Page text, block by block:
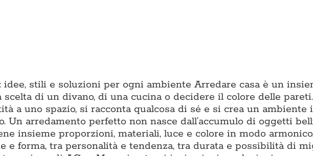
idee, stili e soluzioni per ogni ambiente Arredare casa è un
di un divano, di una cucina o decidere il colore delle
a uno spazio, si racconta qualcosa di sé e si crea un ambiente
Un arredamento perfetto non nasce dall’accumulo di oggetti
insieme proporzioni, materiali, luce e colore in modo
e forma, tra personalità e tendenza, tra durata e possibilità di